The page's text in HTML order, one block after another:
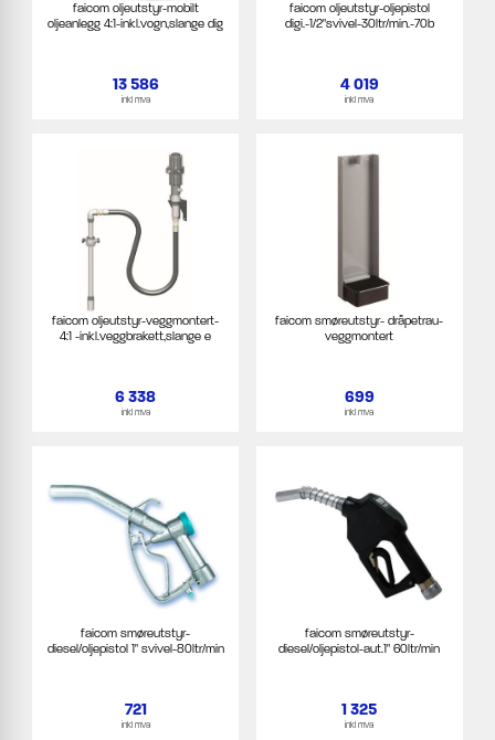
faicom oljeutstyr-mobilt
oljeanlegg 4:1-inkl.vogn,slange dig
13 586
inkl mva
faicom oljeutstyr-oljepistol
digi.-1/2"svivel-30ltr/min.-70b
4 019
inkl mva
faicom oljeutstyr-veggmontert-
4:1 -inkl.veggbrakett,slange e
6 338
inkl mva
faicom smøreutstyr- dråpetrau-
veggmontert
699
inkl mva
faicom smøreutstyr-
diesel/oljepistol 1" svivel-80ltr/min
721
inkl mva
faicom smøreutstyr-
diesel/oljepistol-aut.1" 60ltr/min
1 325
inkl mva